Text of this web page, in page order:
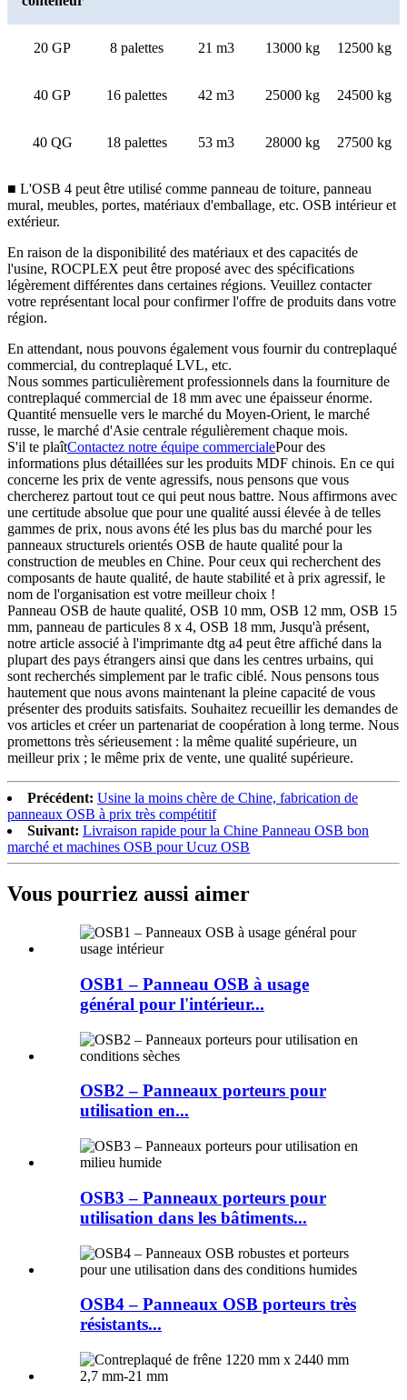
20 GP 8 palettes 21 m3 13000 kg 12500 kg
40 GP 16 palettes 42 m3 25000 kg 24500 kg
40 QG 18 palettes 53 m3 28000 kg 27500 kg
■ L'OSB 4 peut être utilisé comme panneau de toiture, panneau
mural, meubles, portes, matériaux d'emballage, etc. OSB intérieur et
extérieur.
En raison de la disponibilité des matériaux et des capacités de
l'usine, ROCPLEX peut être proposé avec des spécifications
légèrement différentes dans certaines régions. Veuillez contacter
votre représentant local pour confirmer l'offre de produits dans votre
région.
En attendant, nous pouvons également vous fournir du contreplaqué
commercial, du contreplaqué LVL, etc.
Nous sommes particulièrement professionnels dans la fourniture de
contreplaqué commercial de 18 mm avec une épaisseur énorme.
Quantité mensuelle vers le marché du Moyen-Orient, le marché
russe, le marché d'Asie centrale régulièrement chaque mois.
S'il te plaîtContactez notre équipe commercialePour des
informations plus détaillées sur les produits MDF chinois. En ce qui
concerne les prix de vente agressifs, nous pensons que vous
chercherez partout tout ce qui peut nous battre. Nous affirmons avec
une certitude absolue que pour une qualité aussi élevée à de telles
gammes de prix, nous avons été les plus bas du marché pour les
panneaux structurels orientés OSB de haute qualité pour la
construction de meubles en Chine. Pour ceux qui recherchent des
composants de haute qualité, de haute stabilité et à prix agressif, le
nom de l'organisation est votre meilleur choix !
Panneau OSB de haute qualité, OSB 10 mm, OSB 12 mm, OSB 15
mm, panneau de particules 8 x 4, OSB 18 mm, Jusqu'à présent,
notre article associé à l'imprimante dtg a4 peut être affiché dans la
plupart des pays étrangers ainsi que dans les centres urbains, qui
sont recherchés simplement par le trafic ciblé. Nous pensons tous
hautement que nous avons maintenant la pleine capacité de vous
présenter des produits satisfaits. Souhaitez recueillir les demandes de
vos articles et créer un partenariat de coopération à long terme. Nous
promettons très sérieusement : la même qualité supérieure, un
meilleur prix ; le même prix de vente, une qualité supérieure.
Précédent: Usine la moins chère de Chine, fabrication de
panneaux OSB à prix très compétitif
Suivant: Livraison rapide pour la Chine Panneau OSB bon
marché et machines OSB pour Ucuz OSB
Vous pourriez aussi aimer
OSB1 – Panneau OSB à usage
général pour l'intérieur...
OSB2 – Panneaux porteurs pour
utilisation en...
OSB3 – Panneaux porteurs pour
utilisation dans les bâtiments...
OSB4 – Panneaux OSB porteurs très
résistants...